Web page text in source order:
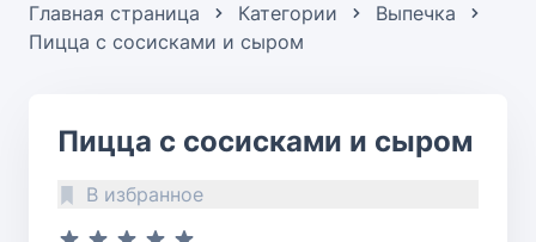
Главная страница Категории
Выпечка
Пицца с сосисками и сыром
Пицца с сосисками и сыром
В избранное